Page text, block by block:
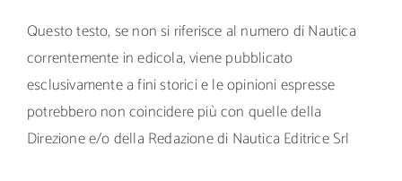
Questo testo, se non si riferisce al numero di Nautica
correntemente in edicola, viene pubblicato
esclusivamente a fini storici e le opinioni espresse
potrebbero non coincidere più con quelle della
Direzione e/o della Redazione di Nautica Editrice Srl